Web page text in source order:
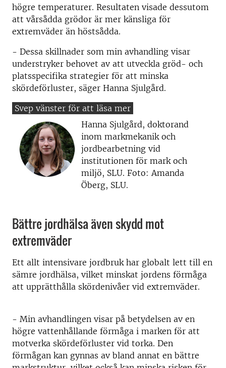
högre temperaturer. Resultaten visade dessutom
att vårsådda grödor är mer känsliga för
extremväder än höstsådda.
- Dessa skillnader som min avhandling visar
understryker behovet av att utveckla gröd- och
platsspecifika strategier för att minska
skördeförluster, säger Hanna Sjulgård.
Hanna Sjulgård, doktorand
inom markmekanik och
jordbearbetning vid
institutionen för mark och
miljö, SLU. Foto: Amanda
Öberg, SLU.
Bättre jordhälsa även skydd mot
extremväder
Ett allt intensivare jordbruk har globalt lett till en
sämre jordhälsa, vilket minskat jordens förmåga
att upprätthålla skördenivåer vid extremväder.
- Min avhandlingen visar på betydelsen av en
högre vattenhållande förmåga i marken för att
motverka skördeförluster vid torka. Den
förmågan kan gynnas av bland annat en bättre